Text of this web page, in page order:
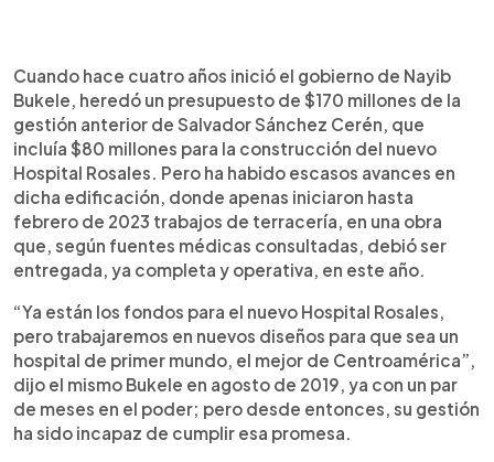
► Escuchar artículo
Cuando hace cuatro años inició el gobierno de Nayib
Bukele, heredó un presupuesto de $170 millones de la
gestión anterior de Salvador Sánchez Cerén, que
incluía $80 millones para la construcción del nuevo
Hospital Rosales. Pero ha habido escasos avances en
dicha edificación, donde apenas iniciaron hasta
febrero de 2023 trabajos de terracería, en una obra
que, según fuentes médicas consultadas, debió ser
entregada, ya completa y operativa, en este año.
“Ya están los fondos para el nuevo Hospital Rosales,
pero trabajaremos en nuevos diseños para que sea un
hospital de primer mundo, el mejor de Centroamérica”,
dijo el mismo Bukele en agosto de 2019, ya con un par
de meses en el poder; pero desde entonces, su gestión
ha sido incapaz de cumplir esa promesa.